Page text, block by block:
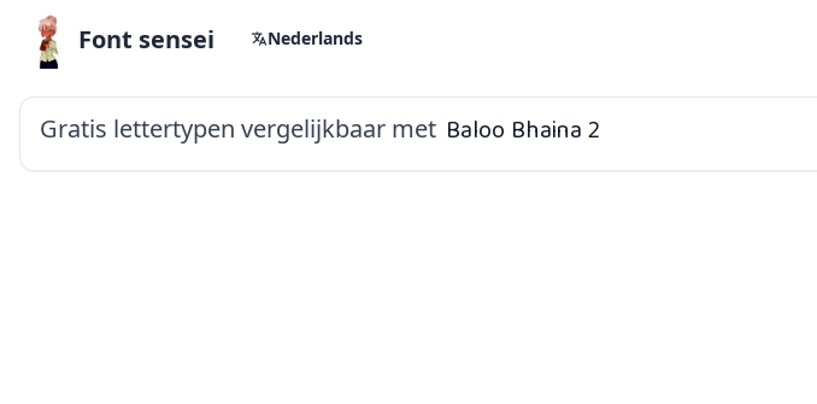
Font sensei Nederlands
Gratis lettertypen vergelijkbaar met Baloo Bhaina 2